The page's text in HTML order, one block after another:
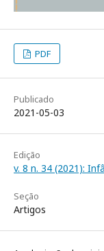
PDF
Publicado
2021-05-03
Edição
v. 8 n. 34 (2021):
Seção
Artigos